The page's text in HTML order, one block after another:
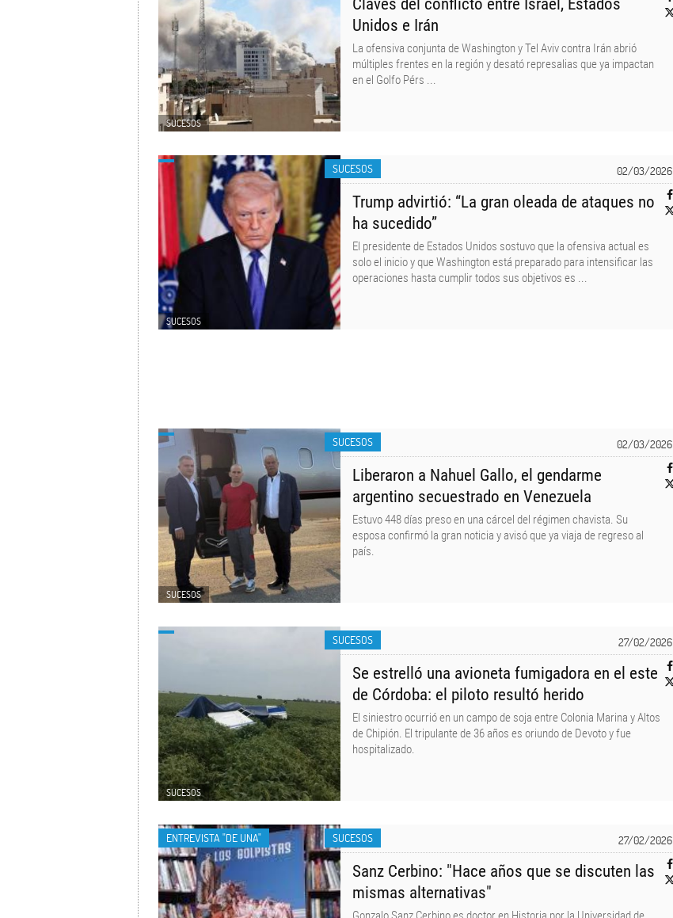
SUCESOS
Claves del conflicto entre Israel, Estados
Unidos e Irán
La ofensiva conjunta de Washington y Tel Aviv contra Irán abrió
múltiples frentes en la región y desató represalias que ya impactan
en el Golfo Pérs ...
02/03/2026
SUCESOS
SUCESOS
Trump advirtió: “La gran oleada de ataques no
ha sucedido”
El presidente de Estados Unidos sostuvo que la ofensiva actual es
solo el inicio y que Washington está preparado para intensificar las
operaciones hasta cumplir todos sus objetivos es ...
02/03/2026
SUCESOS
SUCESOS
Liberaron a Nahuel Gallo, el gendarme
argentino secuestrado en Venezuela
Estuvo 448 días preso en una cárcel del régimen chavista. Su
esposa confirmó la gran noticia y avisó que ya viaja de regreso al
país.
27/02/2026
SUCESOS
SUCESOS
Se estrelló una avioneta fumigadora en el este
de Córdoba: el piloto resultó herido
El siniestro ocurrió en un campo de soja entre Colonia Marina y Altos
de Chipión. El tripulante de 36 años es oriundo de Devoto y fue
hospitalizado.
27/02/2026
SUCESOS
Sanz Cerbino: "Hace años que se discuten las
mismas alternativas"
ENTREVISTA "DE UNA"